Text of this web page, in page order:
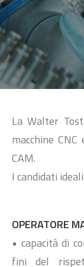
La Walter
macchine
CAM.
I candidati
OPERATORE
• capacità di
fini del